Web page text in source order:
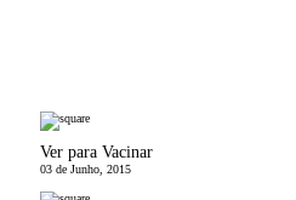
Ver para Vacinar
03 de Junho, 2015